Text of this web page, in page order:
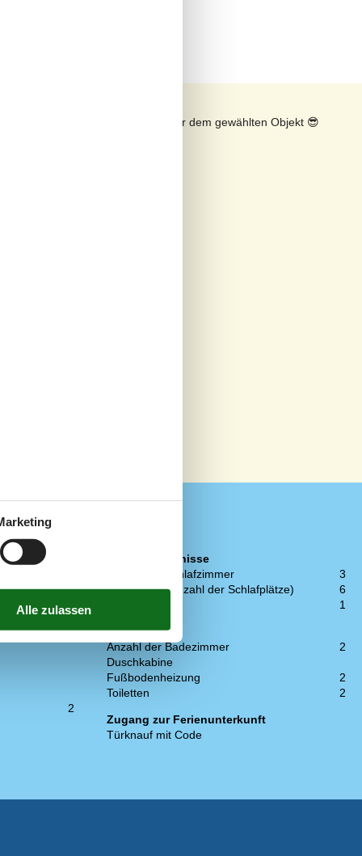
Sonnenstand über dem gewählten Objekt 😎
1
1
2
Schlafverhältnisse
Anzahl der Schlafzimmer
3
Doppelbett (Anzahl der Schlafplätze)
6
1
WC und Bad
Anzahl der Badezimmer
2
Duschkabine
Fußbodenheizung
2
Toiletten
2
Zugang zur Ferienunterkunft
Türknauf mit Code